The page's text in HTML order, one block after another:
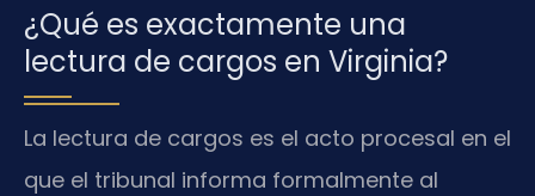
¿Qué es exactamente una
lectura de cargos en Virginia?
La lectura de cargos es el acto procesal en el
que el tribunal informa formalmente al